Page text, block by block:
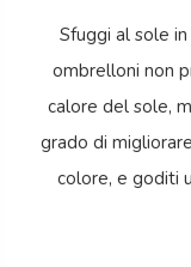
Sfuggi al sole
ombrelloni non
calore del sole,
grado di
colore, e goditi